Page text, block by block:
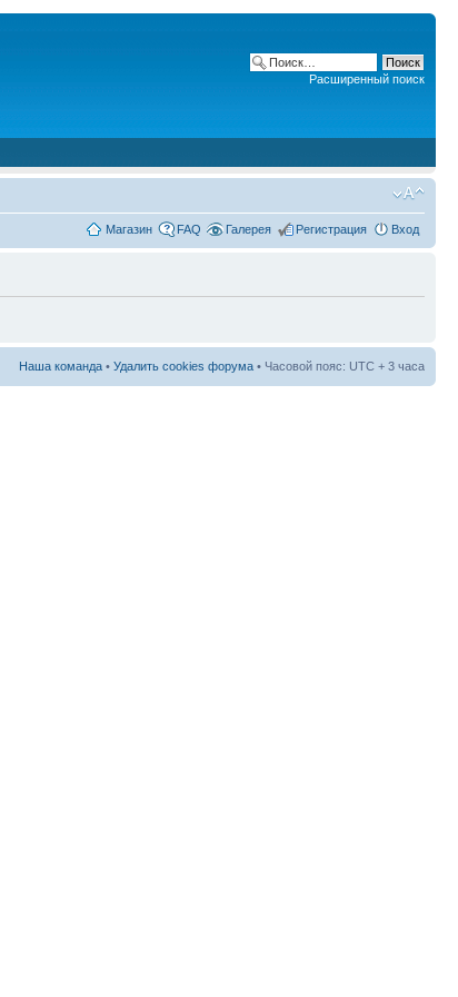
Расширенный поиск
Магазин FAQ Галерея Регистрация Вход
Наша команда • Удалить cookies форума • Часовой пояс: UTC + 3 часа